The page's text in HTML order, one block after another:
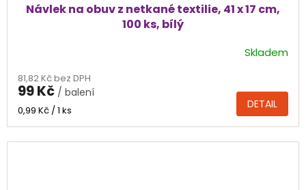
Návlek na obuv z netkané textilie, 41 x 17 cm,
100 ks, bílý
Skladem
81,82 Kč bez DPH
99 Kč / balení
Měrná
0,99 Kč / 1 ks DETAIL